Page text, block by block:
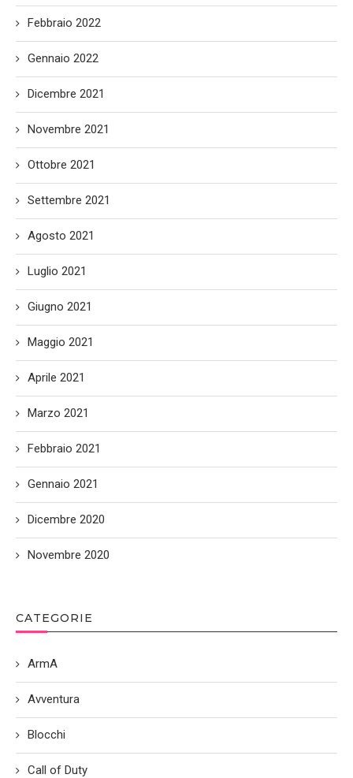
Febbraio 2022
Gennaio 2022
Dicembre 2021
Novembre 2021
Ottobre 2021
Settembre 2021
Agosto 2021
Luglio 2021
Giugno 2021
Maggio 2021
Aprile 2021
Marzo 2021
Febbraio 2021
Gennaio 2021
Dicembre 2020
Novembre 2020
CATEGORIE
ArmA
Avventura
Blocchi
Call of Duty